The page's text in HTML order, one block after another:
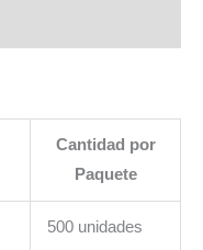
Cantidad por
Paquete
500 unidades